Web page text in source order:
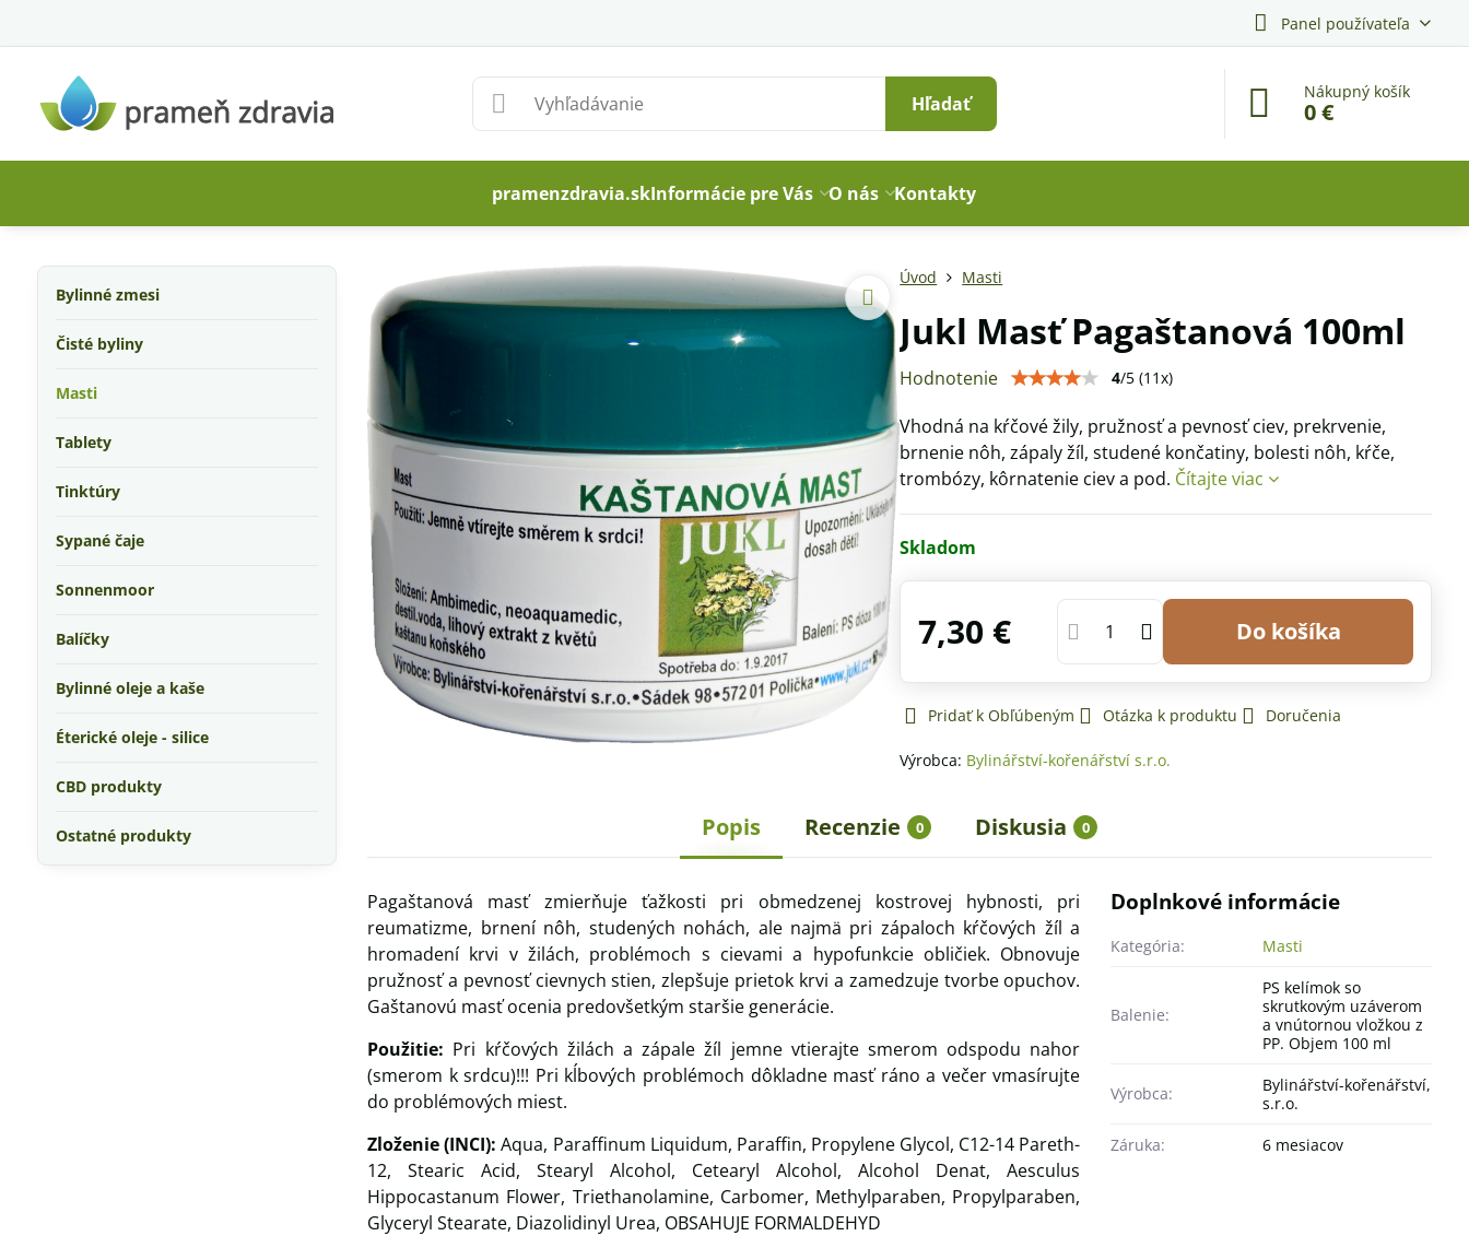
Panel používateľa
Hľadať
Nákupný košík
0 €
pramenzdravia.skInformácie pre Vás O nás Kontakty
Úvod Masti
Jukl Masť Pagaštanová 100ml
Hodnotenie 4/5 (11x)
Vhodná na kŕčové žily, pružnosť a pevnosť ciev, prekrvenie,
brnenie nôh, zápaly žíl, studené končatiny, bolesti nôh, kŕče,
trombózy, kôrnatenie ciev a pod. Čítajte viac
Skladom
7,30 € Do košíka
Pridať k Obľúbeným Otázka k produktu Doručenia
Výrobca: Bylinářství-kořenářství s.r.o.
Popis Recenzie 0 Diskusia 0
Pagaštanová masť zmierňuje ťažkosti pri obmedzenej kostrovej hybnosti, pri
reumatizme, brnení nôh, studených nohách, ale najmä pri zápaloch kŕčových žíl a
hromadení krvi v žilách, problémoch s cievami a hypofunkcie obličiek. Obnovuje
pružnosť a pevnosť cievnych stien, zlepšuje prietok krvi a zamedzuje tvorbe opuchov.
Gaštanovú masť ocenia predovšetkým staršie generácie.
Použitie: Pri kŕčových žilách a zápale žíl jemne vtierajte smerom odspodu nahor
(smerom k srdcu)!!! Pri kĺbových problémoch dôkladne masť ráno a večer vmasírujte
do problémových miest.
Zloženie (INCI):Aqua, Paraffinum Liquidum, Paraffin, Propylene Glycol, C12-14 Pareth-
12, Stearic Acid, Stearyl Alcohol, Cetearyl Alcohol, Alcohol Denat, Aesculus
Hippocastanum Flower, Triethanolamine, Carbomer, Methylparaben, Propylparaben,
Glyceryl Stearate, Diazolidinyl Urea, OBSAHUJE FORMALDEHYD
Doplnkové informácie
Kategória: Masti
Balenie:
PS kelímok so
skrutkovým uzáverom
a vnútornou vložkou z
PP. Objem 100 ml
Výrobca:
Bylinářství-kořenářství,
s.r.o.
Záruka:
6 mesiacov
Bylinné zmesi
Čisté byliny
Masti
Tablety
Tinktúry
Sypané čaje
Sonnenmoor
Balíčky
Bylinné oleje a kaše
Éterické oleje - silice
CBD produkty
Ostatné produkty